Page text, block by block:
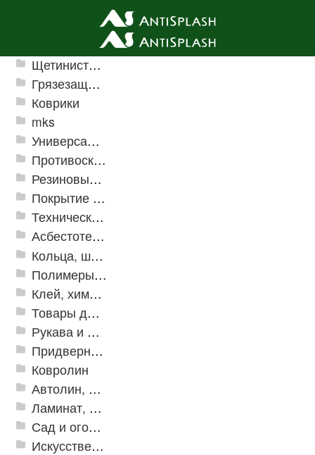
Ячеистые грязезащитные покрытия
Щетинистые покрытия
Грязезащитные, влаговпитывающие покрытия
Коврики
mks
Универсальные модульные покрытия
Противоскользящая защита для лестниц, профили, ленты
Резиновые и ПВХ дорожки
Покрытие из резиновой крошки
Техническая резина
Асбестотехнические и теплоизоляционные материалы
Кольца, шайбы, манжеты
Полимеры и пластики
Клей, химия, сопутствующие товары
Товары для дома
Рукава и шланги промышленные
Придверные решетки
Ковролин
Автолин, Транслин, Линолеум
Ламинат, Кварцвиниловая плитка SPC
Сад и огород
Искусственная трава